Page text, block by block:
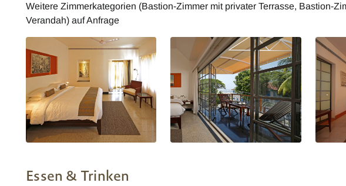
Weitere Zimmerkategorien (Bastion-Zimmer mit privater Terrasse, Bastion-
Verandah) auf Anfrage
Essen & Trinken